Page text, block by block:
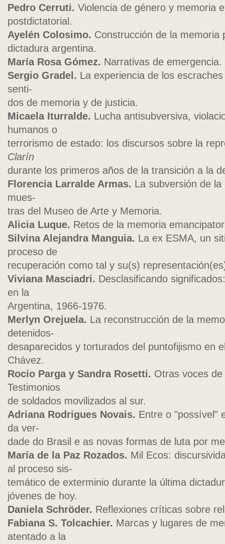
Pedro Cerruti. Violencia de género y memoria
postdictatorial.
Ayelén Colosimo. Construcción de la memoria
dictadura argentina.
María Rosa Gómez. Narrativas de emergencia.
Sergio Gradel.La experiencia de los
senti-
dos de memoria y de justicia.
Micaela Iturralde.Lucha antisubversiva,
humanos o
terrorismo de estado: los discursos sobre la
Clarín
durante los primeros años de la transición a la
Florencia Larralde Armas. La subversión de
mues-
tras del Museo de Arte y Memoria.
Alicia Luque. Retos de la memoria
Silvina Alejandra Manguia. La ex ESMA, un
proceso de
recuperación como tal y su(s)
Viviana Masciadri. Desclasificando
en la
Argentina, 1966-1976.
Merlyn Orejuela.La reconstrucción de la
detenidos-
desaparecidos y torturados del puntofijismo en
Chávez.
Rocío Parga y Sandra Rosetti. Otras voces
Testimonios
de soldados movilizados al sur.
Adriana Rodrigues Novais.Entre o "possível"
da ver-
dade do Brasil e as novas formas de luta por
María de la Paz Rozados. Mil Ecos:
al proceso sis-
temático de exterminio durante la última
jóvenes de hoy.
Daniela Schröder. Reflexiones críticas sobre
Fabiana S. Tolcachier. Marcas y lugares de
atentado a la